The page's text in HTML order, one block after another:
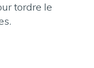
tordre le